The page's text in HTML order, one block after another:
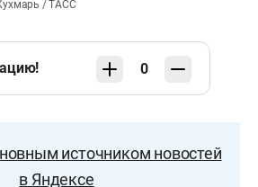
/ ТАСС
0
источником новостей
в Яндексе